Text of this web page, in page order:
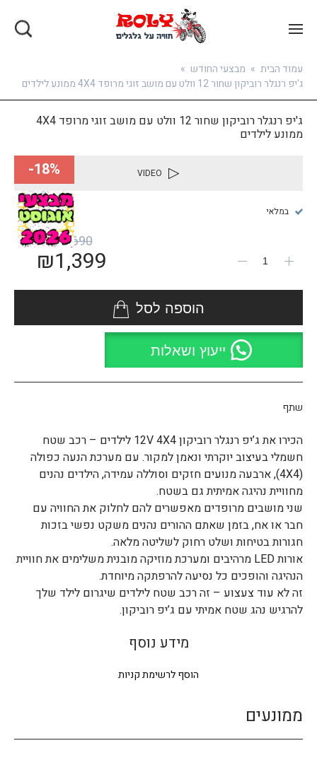
בואו להירשם
עמוד הבית » מבצעי החודש »
ג'יפ רנגלר רוביקון שחור 12 וולט עם מושב זוגי מרופד 4X4 ממונע לילדים
ג'יפ רנגלר רוביקון שחור 12 וולט עם מושב זוגי מרופד 4X4
ממונע לילדים
18%-
במלאי
₪1,690
₪1,399
הוספה לסל
ייעוץ ושאלות
שתף
הכירו את ג’יפ רנגלר רוביקון 12V 4X4 לילדים – רכב שטח
חשמלי בעיצוב יוקרתי ונאמן למקור. עם מערכת הנעה כפולה
(4X4), ארבעה מנועים חזקים וסוללה עמידה, הילדים נהנים
מחוויית נהיגה אמיתית גם בשטח.
שני מושבים מרופדים מאפשרים להם לחלוק את החוויה עם
חבר או אח, בזמן שאתם ההורים נהנים משקט נפשי בזכות
חגורות בטיחות ושלט רחוק לשליטה מלאה.
אורות LED מרהיבים ומערכת מוזיקה מובנית משלימים את חוויית
הנהיגה והופכים כל נסיעה להרפתקה מיוחדת.
זה לא עוד צעצוע – זה רכב שטח לילדים שיגרום לילד שלך
להרגיש נהג שטח אמיתי עם ג’יפ רוביקון.
מידע נוסף
הוסף לרשימת קניות
ממונעים